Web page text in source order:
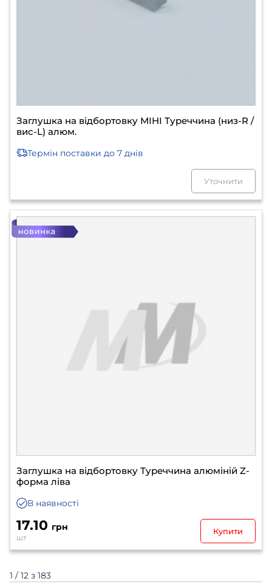
Заглушка на відбортовку МІНІ Туреччина (низ-R /
вис-L) алюм.
Термін поставки до 7 днів
Уточнити
Заглушка на відбортовку Туреччина алюміній Z-
форма ліва
В наявності
17.10 грн
шт
Купити
1 / 12 з 183